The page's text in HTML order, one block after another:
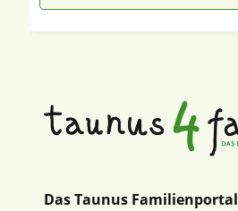
Das Taunus Familienportal